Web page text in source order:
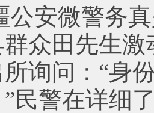
公安微警务
众田先生
询问：“身
民警在详细